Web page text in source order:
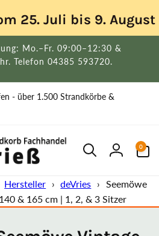
25. Juli bis 9.
Mo.–Fr. 09:00–12:30 &
Telefon 04385 593720.
- über 1.500 Strandkörbe &
Einloggen
0
Artikel
Hersteller › deVries ›
Seemöwe
& 165 cm | 1, 2, & 3 Sitzer